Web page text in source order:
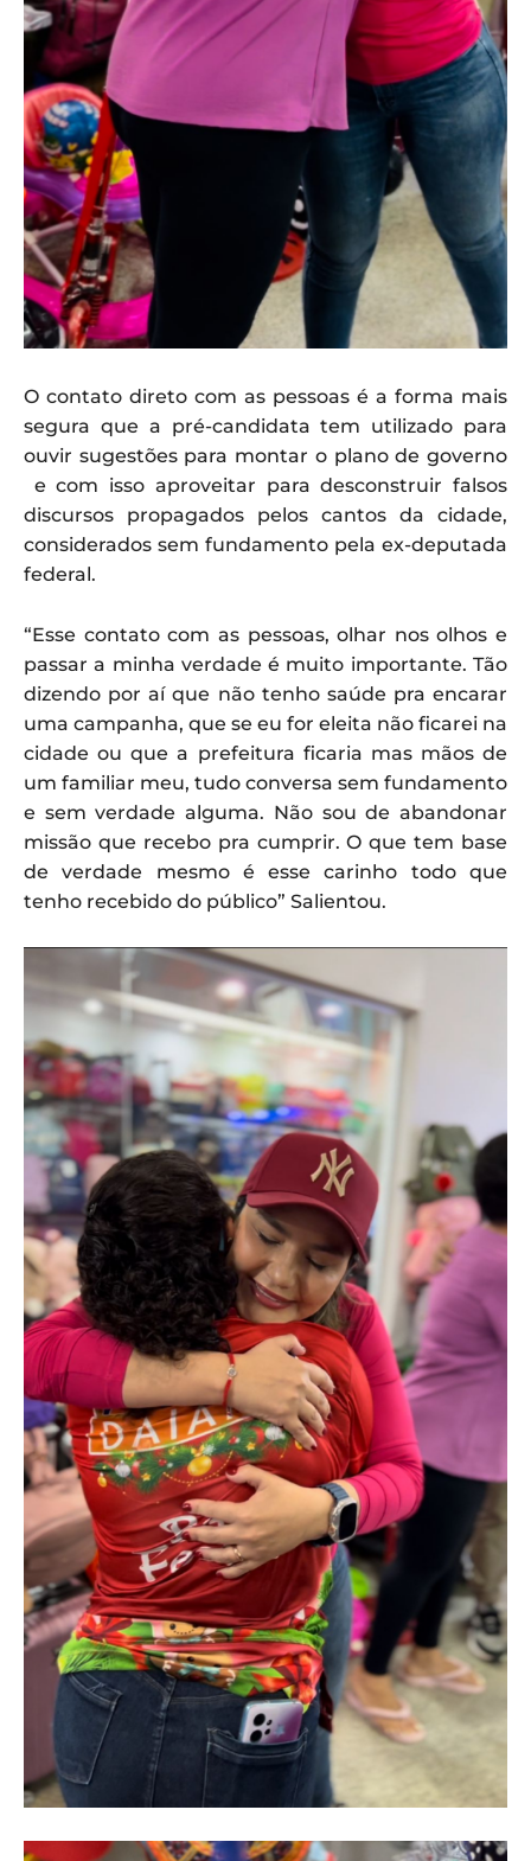
O contato direto com as pessoas é a forma mais
segura que a pré-candidata tem utilizado para
ouvir sugestões para montar o plano de governo
e com isso aproveitar para desconstruir falsos
discursos propagados pelos cantos da cidade,
considerados sem fundamento pela ex-deputada
federal.
“Esse contato com as pessoas, olhar nos olhos e
passar a minha verdade é muito importante. Tão
dizendo por aí que não tenho saúde pra encarar
uma campanha, que se eu for eleita não ficarei na
cidade ou que a prefeitura ficaria mas mãos de
um familiar meu, tudo conversa sem fundamento
e sem verdade alguma. Não sou de abandonar
missão que recebo pra cumprir. O que tem base
de verdade mesmo é esse carinho todo que
tenho recebido do público” Salientou.